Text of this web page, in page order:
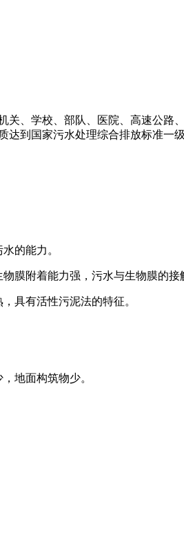
、学校、部队、医院、高速公路
到国家污水处理综合排放标准一级
的能力。
膜附着能力强，污水与生物膜的接
具有活性污泥法的特征。
地面构筑物少。